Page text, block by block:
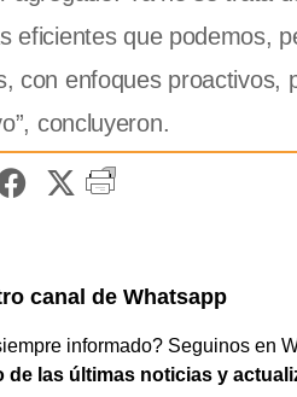
eficientes que podemos,
con enfoques
concluyeron.
canal de Whatsapp
informado? Seguinos en
de las últimas noticias y